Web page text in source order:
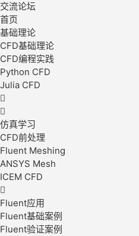
交流论坛
首页
基础理论
CFD基础理论
CFD编程实践
Python CFD
Julia CFD


仿真学习
CFD前处理
Fluent Meshing
ANSYS Mesh
ICEM CFD

Fluent应用
Fluent基础案例
Fluent验证案例